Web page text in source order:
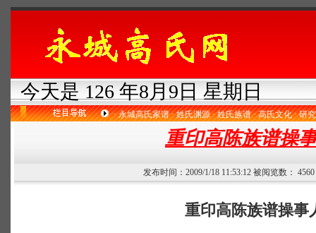
今天是 126 年8月9日 星期日
· 永城高氏家谱 · 姓氏渊源 · 姓氏族谱 · 高氏文化 · 研
重印高陈族谱操
发布时间：2009/1/18 11:53:12 被阅览数：
重印高陈族谱操事